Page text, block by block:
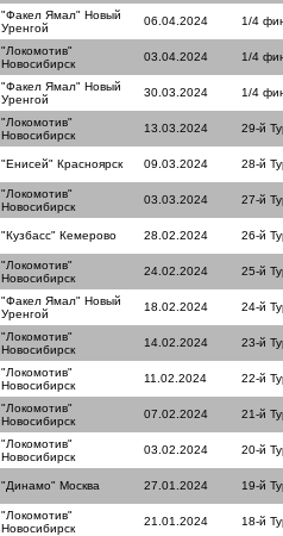
"Факел Ямал" Новый
Уренгой
06.04.2024 1/4
"Локомотив"
Новосибирск
03.04.2024 1/4
"Факел Ямал" Новый
Уренгой
30.03.2024 1/4
"Локомотив"
Новосибирск
13.03.2024 29-й
"Енисей" Красноярск 09.03.2024 28-й
"Локомотив"
Новосибирск
03.03.2024 27-й
"Кузбасс" Кемерово 28.02.2024 26-й
"Локомотив"
Новосибирск
24.02.2024 25-й
"Факел Ямал" Новый
Уренгой
18.02.2024 24-й
"Локомотив"
Новосибирск
14.02.2024 23-й
"Локомотив"
Новосибирск
11.02.2024 22-й
"Локомотив"
Новосибирск
07.02.2024 21-й
"Локомотив"
Новосибирск
03.02.2024 20-й
"Динамо" Москва 27.01.2024 19-й
"Локомотив"
Новосибирск
21.01.2024 18-й